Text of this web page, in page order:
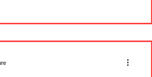
Téléchargez directement
pdf. Le site est utilisable sur